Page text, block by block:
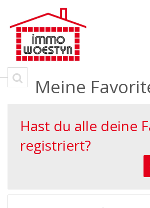
Meine
Hast du alle deine
registriert?